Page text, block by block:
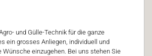
und Gülle-Technik für die ganze
ein grosses Anliegen, individuell und
Wünsche einzugehen. Bei uns stehen Sie